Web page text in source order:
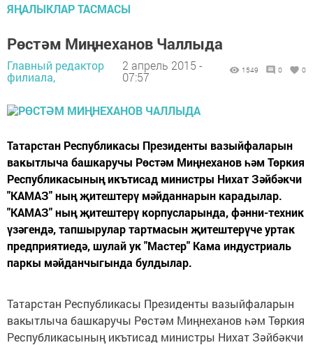
ЯҢАЛЫКЛАР ТАСМАСЫ
Рөстәм Миңнеханов Чаллыда
Главный редактор
филиала,
2 апрель 2015 -
07:57
1549 0 0
Татарстан Республикасы Президенты вазыйфаларын
вакытлыча башкаручы Рөстәм Миңнеханов һәм Төркия
Республикасының икътисад министры Нихат Зәйбәкчи
"КАМАЗ" ның җитештерү мәйданнарын карадылар.
"КАМАЗ" ның җитештерү корпусларында, фәнни-техник
үзәгендә, тапшырулар тартмасын җитештерүче уртак
предприятиедә, шулай ук "Мастер" Кама индустриаль
паркы мәйданчыгында булдылар.
Татарстан Республикасы Президенты вазыйфаларын
вакытлыча башкаручы Рөстәм Миңнеханов һәм Төркия
Республикасының икътисад министры Нихат Зәйбәкчи